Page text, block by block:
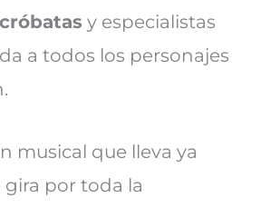
y especialistas
a todos los personajes
musical que lleva ya
gira por toda la